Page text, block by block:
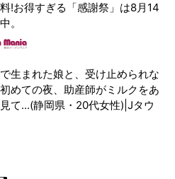
!お得すぎる「感謝祭」は8月14
。
で生まれた娘と、受け止められな
めての夜、助産師がミルクをあ
て...(静岡県・20代女性)|Jタウ